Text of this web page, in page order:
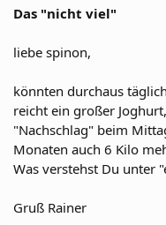
Das "nicht viel"
liebe spinon,
könnten durchaus
reicht ein großer
"Nachschlag" beim
Monaten auch 6 Kilo
Was verstehst Du unter
Gruß Rainer